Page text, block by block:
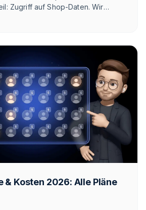
Zugriff auf Shop-Daten. Wir
& Kosten 2026: Alle Pläne